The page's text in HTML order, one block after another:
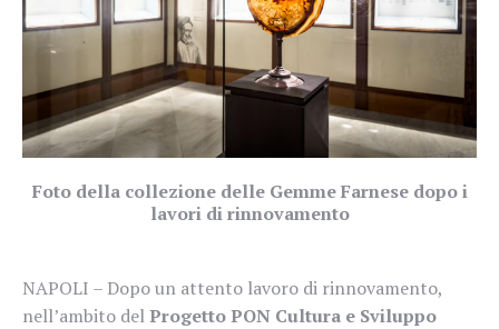
Foto della collezione delle Gemme Farnese dopo i
lavori di rinnovamento
NAPOLI – Dopo un attento lavoro di rinnovamento,
nell’ambito delProgetto PON Cultura e Sviluppo